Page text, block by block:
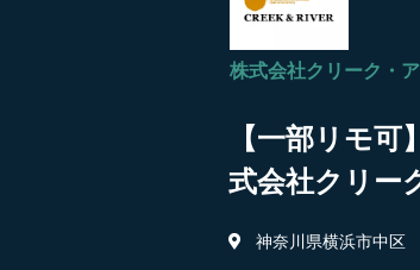
株式会社クリーク・
【一部リモ
式会社クリー
神奈川県横浜市中区